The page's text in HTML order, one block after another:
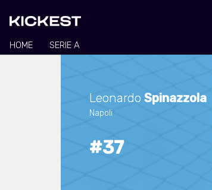
HOME SERIE A
Leonardo Spinazzola
Napoli
#37